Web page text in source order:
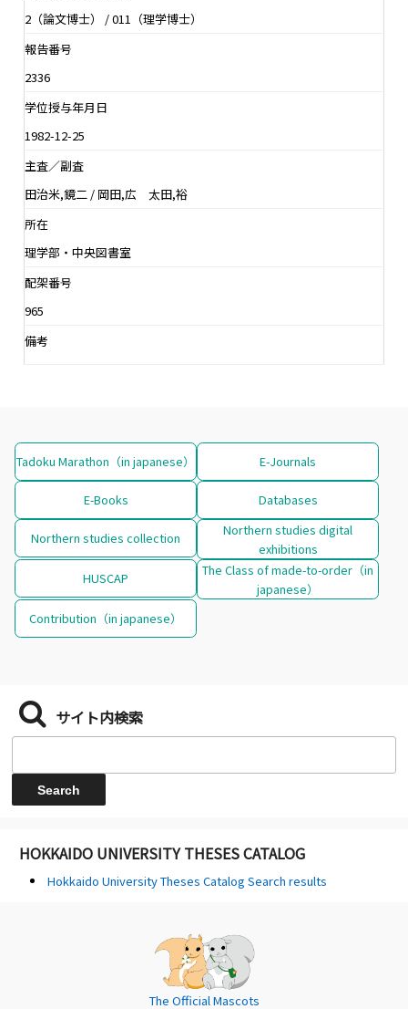
2（論文博士） / 011（理学博士）
報告番号
2336
学位授与年月日
1982-12-25
主査／副査
田治米,鏡二 / 岡田,広 太田,裕
所在
理学部・中央図書室
配架番号
965
備考
Tadoku Marathon（in japanese） E-Journals
E-Books Databases
Northern studies collection
Northern studies digital
exhibitions
HUSCAP
The Class of made-to-order（in
japanese）
Contribution（in japanese）
サイト内検索
HOKKAIDO UNIVERSITY THESES CATALOG
Hokkaido University Theses Catalog Search results
The Official Mascots